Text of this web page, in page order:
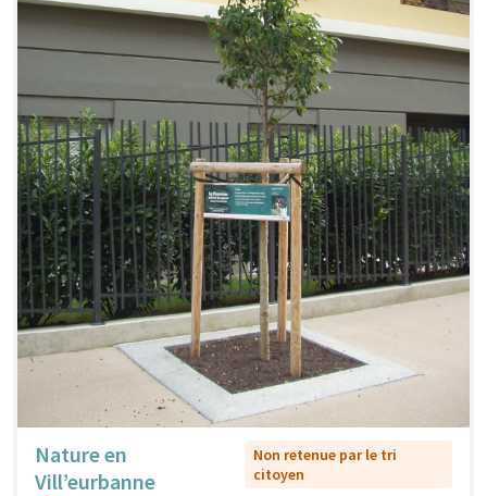
Nature en
Vill’eurbanne
Non retenue par le tri
citoyen